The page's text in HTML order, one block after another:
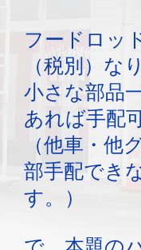
フードロッ
（税別）な
小さな部品
あれば手配
（他車・他
部手配でき
す。）